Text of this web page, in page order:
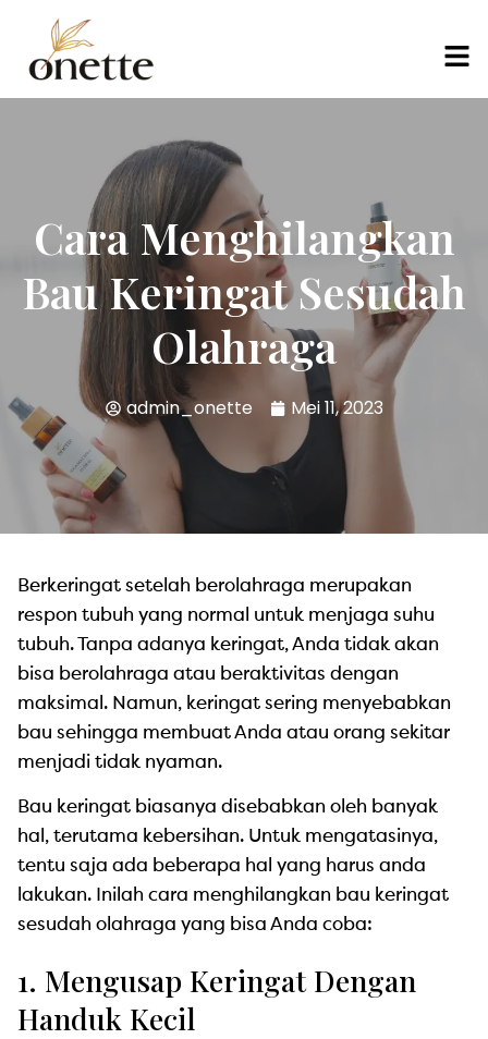
Cara Menghilangkan
Bau Keringat Sesudah
Olahraga
admin_onette Mei 11, 2023
Berkeringat setelah berolahraga merupakan
respon tubuh yang normal untuk menjaga suhu
tubuh. Tanpa adanya keringat, Anda tidak akan
bisa berolahraga atau beraktivitas dengan
maksimal. Namun, keringat sering menyebabkan
bau sehingga membuat Anda atau orang sekitar
menjadi tidak nyaman.
Bau keringat biasanya disebabkan oleh banyak
hal, terutama kebersihan. Untuk mengatasinya,
tentu saja ada beberapa hal yang harus anda
lakukan. Inilah cara menghilangkan bau keringat
sesudah olahraga yang bisa Anda coba:
1. Mengusap Keringat Dengan
Handuk Kecil